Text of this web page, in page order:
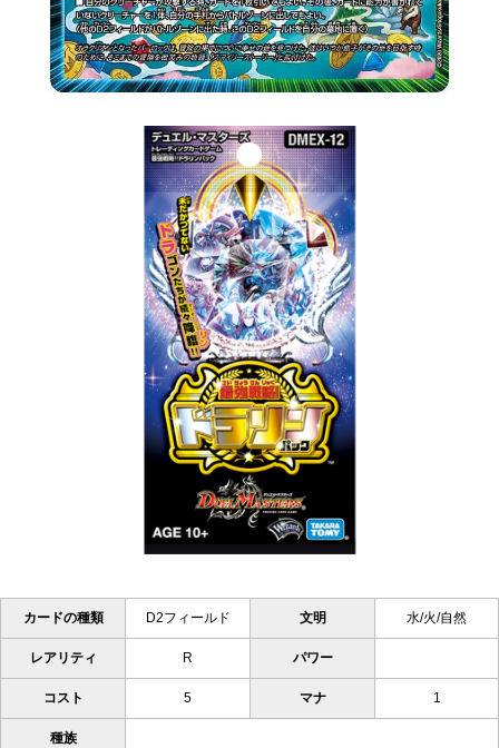
カードの種類 D2フィールド 文明 水/火/自然
レアリティ R パワー
コスト 5 マナ 1
種族